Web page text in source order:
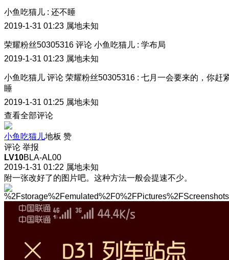
小鱼吃猫儿 : 还不睡
2019-1-31 01:23 属地未知
荣耀粉丝50305316 评论 小鱼吃猫儿 : 学布局
2019-1-31 01:23 属地未知
小鱼吃猫儿 评论 荣耀粉丝50305316 : 七月一会要来的，你赶
睡
2019-1-31 01:25 属地未知
查看全部评论
小鱼吃猫儿地板 赞
评论 举报
LV10BLA-AL00
2019-1-31 01:22 属地未知
附一张改好了的图片吧。这种方法一般会提速不少。